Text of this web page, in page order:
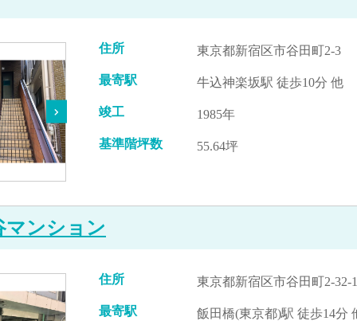
住所 東京都新宿区市谷田町2-3
最寄駅 牛込神楽坂駅 徒歩10分 他
竣工 1985年
基準階坪数 55.64坪
マンション
住所 東京都新宿区市谷田町2-32-1
最寄駅 飯田橋(東京都)駅 徒歩14分